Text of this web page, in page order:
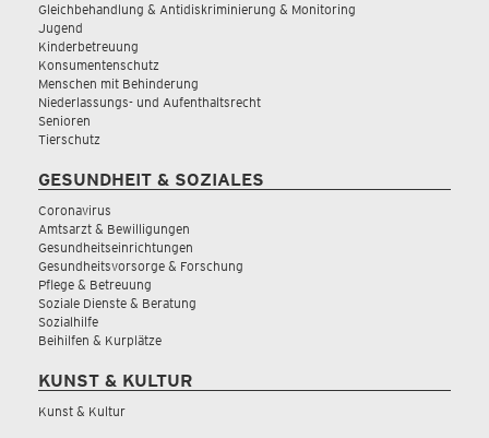
Gleichbehandlung & Antidiskriminierung & Monitoring
Jugend
Kinderbetreuung
Konsumentenschutz
Menschen mit Behinderung
Niederlassungs- und Aufenthaltsrecht
Senioren
Tierschutz
GESUNDHEIT & SOZIALES
Coronavirus
Amtsarzt & Bewilligungen
Gesundheitseinrichtungen
Gesundheitsvorsorge & Forschung
Pflege & Betreuung
Soziale Dienste & Beratung
Sozialhilfe
Beihilfen & Kurplätze
KUNST & KULTUR
Kunst & Kultur